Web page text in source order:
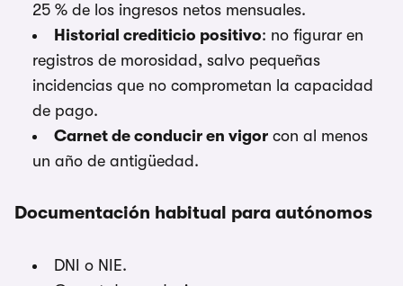
25 % de los ingresos netos mensuales.
Historial crediticio positivo: no figurar en
registros de morosidad, salvo pequeñas
incidencias que no comprometan la capacidad
de pago.
Carnet de conducir en vigor con al menos
un año de antigüedad.
Documentación habitual para autónomos
DNI o NIE.